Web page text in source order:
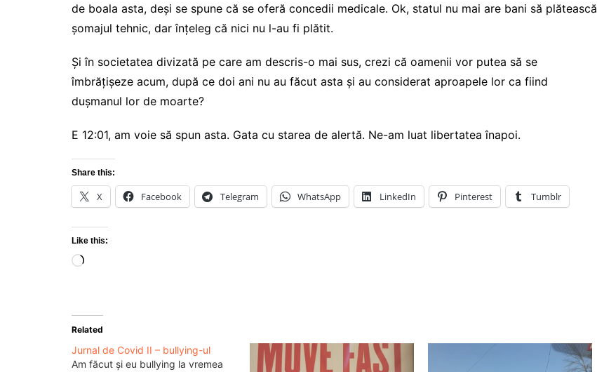
de boala asta, deși se spune că se oferă concedii medicale. Ok, statul nu mai are bani să plătească
șomajul tehnic, dar înțeleg că nici nu l-au fi plătit.
Și în societatea divizată pe care am descris-o mai sus, crezi că oamenii vor putea să se
îmbrățișeze acum, după ce doi ani nu au făcut asta și au considerat aproapele lor ca fiind
dușmanul lor de moarte?
E 12:01, am voie să spun asta. Gata cu starea de alertă. Ne-am luat libertatea înapoi.
Share this:
X Facebook Telegram WhatsApp LinkedIn Pinterest Tumblr
Like this:
Loading…
Related
Jurnal de Covid II – bullying-ul
Am făcut și eu bullying la vremea